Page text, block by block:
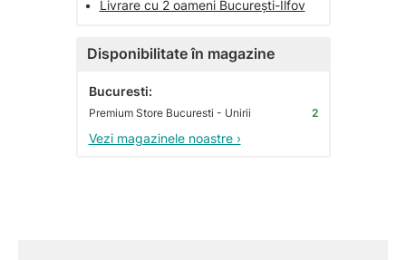
•
Livrare cu 2 oameni București-Ilfov
Disponibilitate în magazine
Bucuresti:
Premium Store Bucuresti - Unirii 2
Vezi magazinele noastre ›